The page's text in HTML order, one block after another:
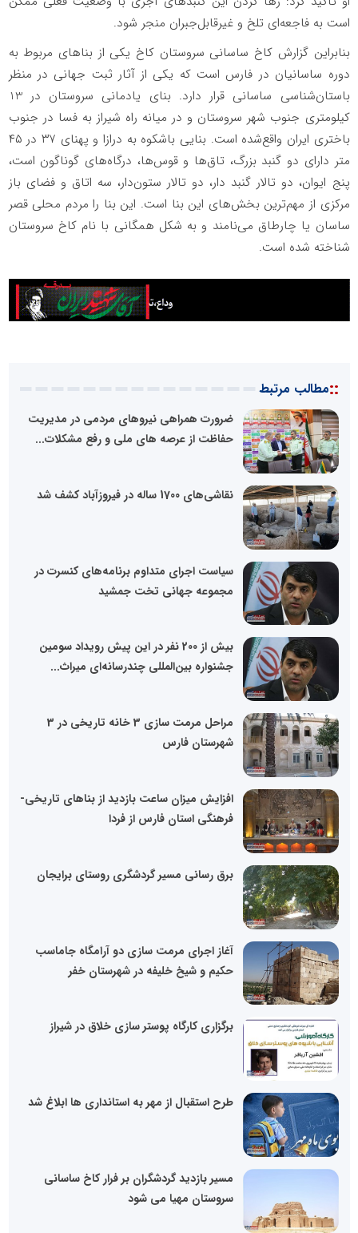
است به فاجعه‌ای تلخ و غیرقابل‌جبران منجر شود.
بنابراین گزارش کاخ ساسانی سروستان کاخ یکی از بناهای مربوط به
دوره ساسانیان در فارس است که یکی از آثار ثبت جهانی در منظر
باستان‌شناسی ساسانی قرار دارد. بنای یادمانی سروستان در 13
کیلومتری جنوب شهر سروستان و در میانه راه شیراز به فسا در جنوب
باختری ایران واقع‌شده است. بنایی باشکوه به درازا و پهنای ۳۷ در ۴۵
متر دارای دو گنبد بزرگ، تاق‌ها و قوس‌ها، درگاه‌های گوناگون است،
پنج ایوان، دو تالار گنبد دار، دو تالار ستون‌دار، سه اتاق و فضای باز
مرکزی از مهم‌ترین بخش‌های این بنا است. این بنا را مردم محلی قصر
ساسان یا چارطاق می‌نامند و به شکل همگانی با نام کاخ سروستان
شناخته شده است.
::مطالب مرتبط
ضرورت همراهی نیروهای مردمی در مدیریت
حفاظت از عرصه های ملی و رفع مشکلات...
نقاشی‌های 1700 ساله در فیروزآباد کشف شد
سیاست اجرای متداوم برنامه‌های کنسرت در
مجموعه جهانی تخت جمشید
بیش از 200 نفر در این پیش رویداد سومین
جشنواره بین‌المللی چندرسانه‌ای میراث...
مراحل مرمت سازی 3 خانه تاریخی در 3
شهرستان فارس
افزایش میزان ساعت بازدید از بناهای تاریخی-
فرهنگی استان فارس از فردا
برق رسانی مسیر گردشگری روستای برایجان
آغاز اجرای مرمت سازی دو آرامگاه جاماسب
حکیم و شیخ خلیفه در شهرستان خفر
برگزاری کارگاه پوستر سازی خلاق در شیراز
طرح استقبال از مهر به استانداری ها ابلاغ شد
مسیر بازدید گردشگران بر فرار کاخ ساسانی
سروستان مهیا می شود